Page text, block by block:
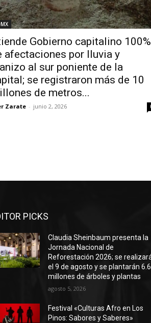
Gobierno capitalino 100%
afectaciones por lluvia y
al sur poniente de la
se registraron más de 10
de metros...
Zarate - junio 2, 2026
PICKS
Claudia Sheinbaum presenta la
Jornada Nacional de
Reforestación 2026; se
el 9 de agosto y se plantarán 6.6
millones de árboles y plantas
agosto 5, 2026
Festival «Culturas Afro en Los
Pinos: Sabores y Saberes»